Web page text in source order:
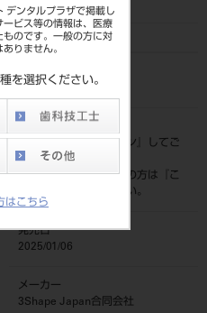
デンタルプラザで掲載し
ービス等の情報は、医療
ものです。一般の方に対
りません。
を選択ください。
はこちら
品目コード
206110224
ログイン
』してご
覧ください。
ネット会員登録がまだの方は『
こ
』より登録ください。
発売日
2025/01/06
メーカー
3Shape Japan合同会社